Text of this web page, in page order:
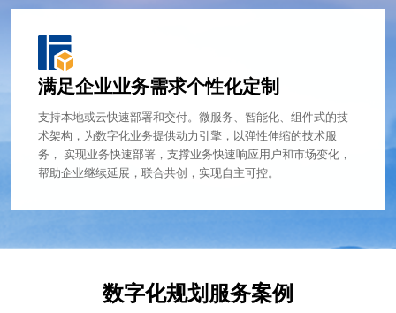
满足企业业务需求个性化定制
支持本地或云快速部署和交付。微服务、智能化、组件式的技
术架构，为数字化业务提供动力引擎，以弹性伸缩的技术服
务， 实现业务快速部署，支撑业务快速响应用户和市场变化，
帮助企业继续延展，联合共创，实现自主可控。
数字化规划服务案例